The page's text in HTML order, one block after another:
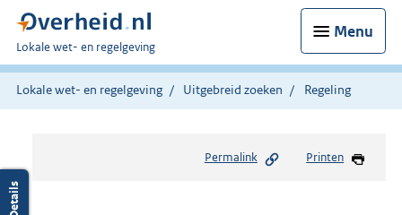
Menu
U
bent
hier:
Lokale wet- en regelgeving
Lokale wet- en regelgeving Uitgebreid zoeken Regeling
Permalink Printen